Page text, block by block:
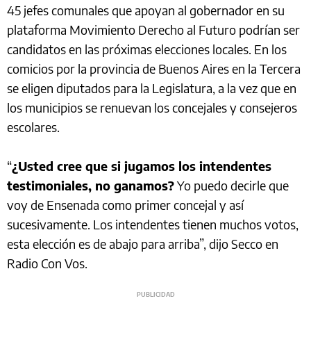
45 jefes comunales que apoyan al gobernador en su
plataforma Movimiento Derecho al Futuro podrían ser
candidatos en las próximas elecciones locales. En los
comicios por la provincia de Buenos Aires en la Tercera
se eligen diputados para la Legislatura, a la vez que en
los municipios se renuevan los concejales y consejeros
escolares.
“¿Usted cree que si jugamos los intendentes
testimoniales, no ganamos?Yo puedo decirle que
voy de Ensenada como primer concejal y así
sucesivamente. Los intendentes tienen muchos votos,
esta elección es de abajo para arriba”, dijo Secco en
Radio Con Vos.